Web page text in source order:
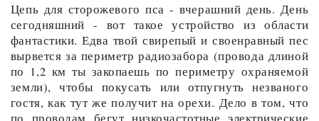
Цепь для сторожевого пса - вчерашний день. День
сегодняшний - вот такое устройство из области
фантастики. Едва твой свирепый и своенравный пес
вырвется за периметр радиозабора (провода длиной
по 1,2 км ты закопаешь по периметру охраняемой
земли), чтобы покусать или отпугнуть незваного
гостя, как тут же получит на орехи. Дело в том, что